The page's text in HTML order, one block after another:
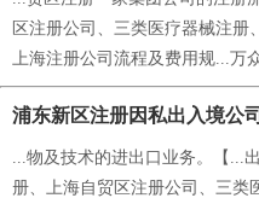
区注册公司、三类医疗器械注册
上海注册公司流程及费用规...万
浦东新区注册因私出入境公
...物及技术的进出口业务。【...
册、上海自贸区注册公司、三类